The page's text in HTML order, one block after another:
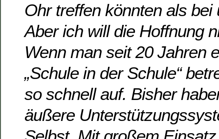
Ohr treffen könnten als bei
Aber ich will die Hoffnung
Wenn man seit 20 Jahren
„Schule in der Schule“
so schnell auf. Bisher
äußere